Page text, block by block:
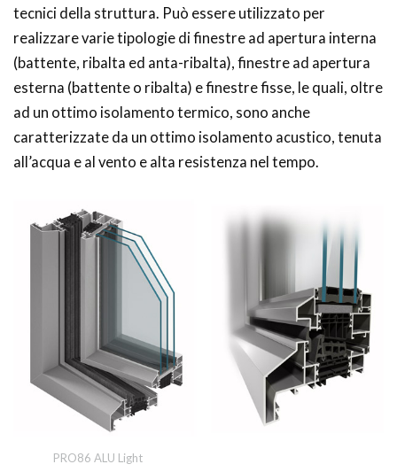
tecnici della struttura. Può essere utilizzato per
realizzare varie tipologie di finestre ad apertura interna
(battente, ribalta ed anta-ribalta), finestre ad apertura
esterna (battente o ribalta) e finestre fisse, le quali, oltre
ad un ottimo isolamento termico, sono anche
caratterizzate da un ottimo isolamento acustico, tenuta
all’acqua e al vento e alta resistenza nel tempo.
PRO86 ALU Light